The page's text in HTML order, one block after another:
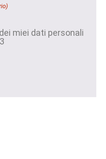
miei dati personali